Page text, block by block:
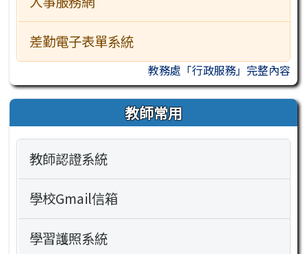
差勤電子表單系統
教務處「行政服務」完整內容
教師常用
教師認證系統
學校Gmail信箱
學習護照系統